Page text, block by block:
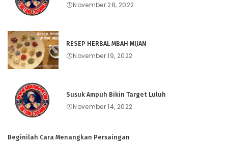
November 28, 2022
RESEP HERBAL MBAH MIJAN
November 19, 2022
Susuk Ampuh Bikin Target Luluh
November 14, 2022
Beginilah Cara Menangkan Persaingan